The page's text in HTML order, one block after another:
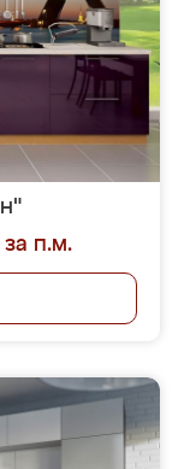
п.м.